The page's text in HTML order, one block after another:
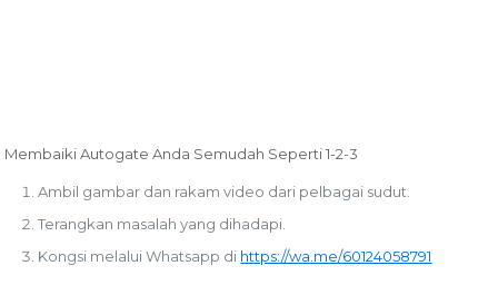
Membaiki Autogate Anda Semudah Seperti 1-2-3
Ambil gambar dan rakam video dari pelbagai sudut.
Terangkan masalah yang dihadapi.
Kongsi melalui Whatsapp di https://wa.me/60124058791